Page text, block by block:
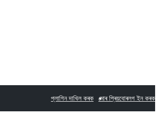
প্লাগিন দাখিল কৰক মোৰ প্ৰিয়বোৰলগ ইন কৰক